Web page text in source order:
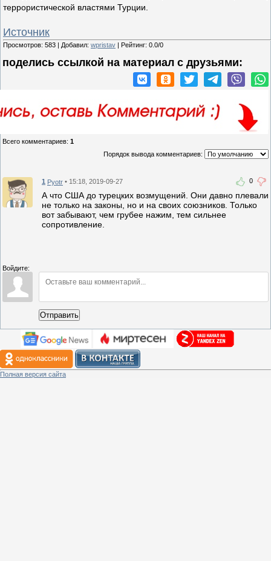
террористической властями Турции.
Источник
Просмотров: 583 | Добавил: wpristav | Рейтинг: 0.0/0
поделись ссылкой на материал c друзьями:
Всего комментариев: 1
Порядок вывода комментариев:
0
1 Pyotr • 15:18, 2019-09-27
А что США до турецких возмущений. Они давно плевали
не только на законы, но и на своих союзников. Только
вот забывают, чем грубее нажим, тем сильнее
сопротивление.
Войдите:
Отправить
Полная версия сайта